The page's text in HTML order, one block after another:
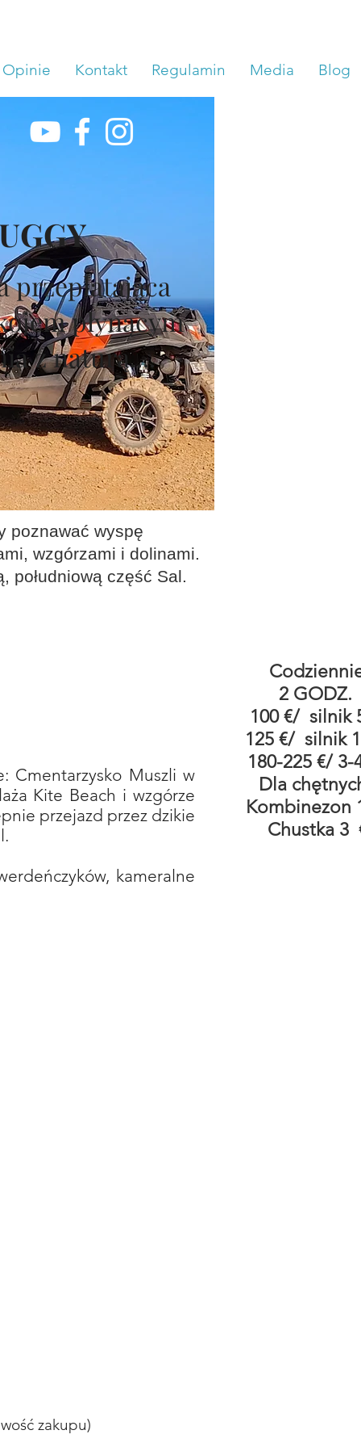
przeplatająca
płynącym
z naturą....
Opinie Kontakt Regulamin Media Blog
poznawać wyspę
wzgórzami i dolinami.
południową część Sal.
Cmentarzysko Muszli w
Kite Beach i wzgórze
przejazd przez dzikie
kameralne
2 GODZ.
100 €/ silnik
125 €/ silnik
180-225 €/ 3-
Dla
Kombinezon
Chustka 3
zakupu)